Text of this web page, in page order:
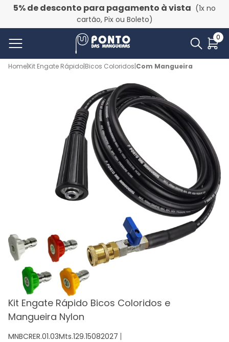
5% de desconto para pagamento à vista (1x no
cartão, Pix ou Boleto)
0
Home|Kit Engate Rápido|Bicos Coloridos|Com Mangueira
Kit Engate Rápido Bicos Coloridos e
Mangueira Nylon
MNBCRER.01.03Mts.129.15082027